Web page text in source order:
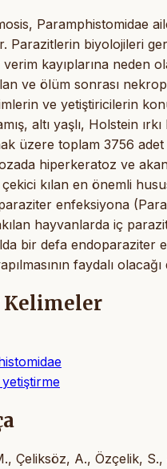
Paramphistomidae
Parazitlerin biyolojileri
kayıplarına neden
ve ölüm sonrası
ve yetiştiricilerin
altı yaşlı, Holstein
üzere toplam 3756
hiperkeratoz ve
kılan en önemli
enfeksiyona
hayvanlarda iç
bir defa
faydalı
Çeliksöz, A., Özçelik,